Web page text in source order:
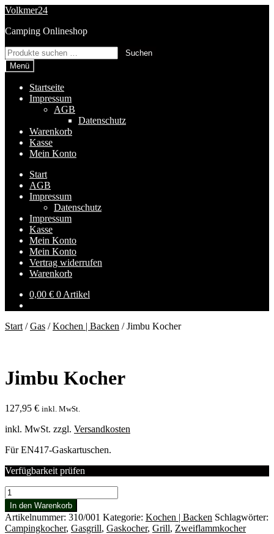
Zur
springen
Zum
springen
Volkmer24
Camping Onlineshop
Suchen
nach:
Suchen
Menü
Startseite
Impressum
AGB
Datenschutz
Warenkorb
Kasse
Mein Konto
Start
AGB
Impressum
Datenschutz
Impressum
Kasse
Mein Konto
Mein Konto
Vertrag widerrufen
Warenkorb
0,00 € 0 Artikel
Start /Gas /Kochen | Backen /Jimbu Kocher
Jimbu Kocher
127,95 € inkl. MwSt.
inkl. MwSt. zzgl. Versandkosten
Für EN417-Gaskartuschen.
Verfügbarkeit prüfen
Jimbu
Kocher
Menge
In den Warenkorb
Artikelnummer: 310/001 Kategorie: Kochen | Backen Schlagwörter:
Campingkocher, Gasgrill, Gaskocher, Grill, Zweiflammkocher